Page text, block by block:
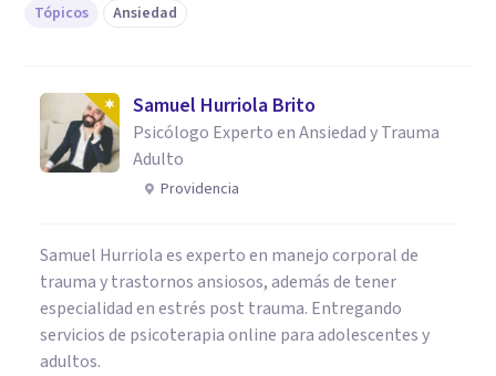
Tópicos Ansiedad
Samuel Hurriola Brito
Psicólogo Experto en Ansiedad y Trauma
Adulto
Providencia
Samuel Hurriola es experto en manejo corporal de
trauma y trastornos ansiosos, además de tener
especialidad en estrés post trauma. Entregando
servicios de psicoterapia online para adolescentes y
adultos.